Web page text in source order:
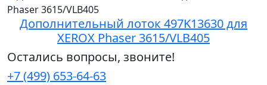
Дополнительный лоток 497K13630 для
XEROX Phaser 3615/VLB405
Остались вопросы, звоните!
+7 (499) 653-64-63